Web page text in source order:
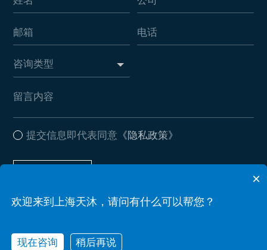
提交信息即代表同意 《隐私政策》
备案号：沪ICP备17037612号-2
×
欢迎来到上海天沐，请问有什么可以帮您？
现在咨询 稍后再说